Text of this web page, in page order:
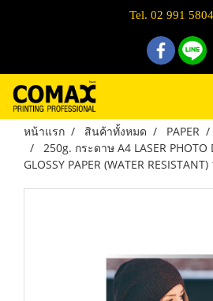
Tel. 02 991
หน้าแรก สินค้าทั้งหมด PAPER
250g. กระดาษ A4 LASER PHOTO
GLOSSY PAPER (WATER